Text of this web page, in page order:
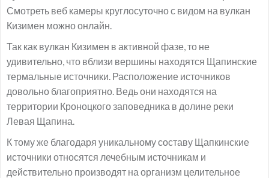
Смотреть веб камеры круглосуточно с видом на вулкан
Кизимен можно онлайн.
Так как вулкан Кизимен в активной фазе, то не
удивительно, что вблизи вершины находятся Щапинские
термальные источники. Расположение источников
довольно благоприятно. Ведь они находятся на
территории Кроноцкого заповедника в долине реки
Левая Щапина.
К тому же благодаря уникальному составу Щапкинские
источники относятся лечебным источникам и
действительно производят на организм целительное